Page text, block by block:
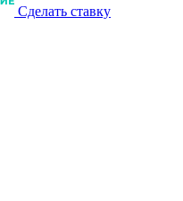
Сделать ставку